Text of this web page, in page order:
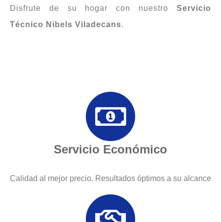
Disfrute de su hogar con nuestro Servicio
Técnico Nibels Viladecans.
Servicio Económico
Calidad al mejor precio. Resultados óptimos a su alcance